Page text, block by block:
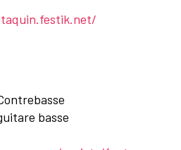
basse